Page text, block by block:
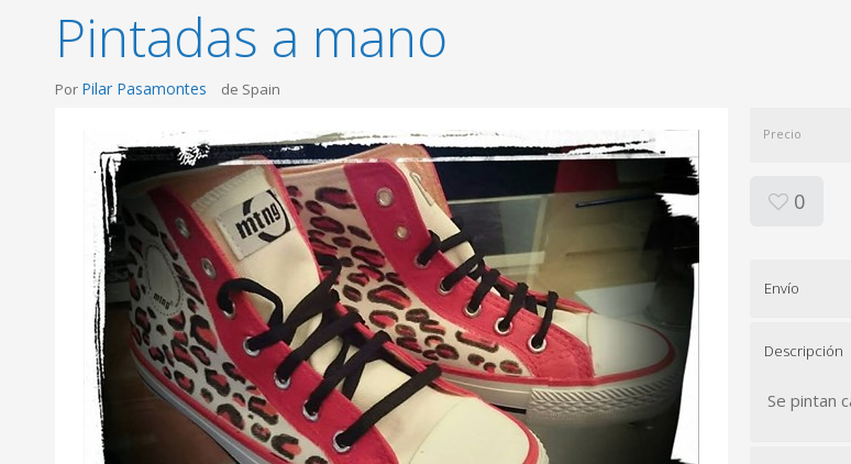
Pintadas a mano
Por Pilar Pasamontes de Spain
Precio
0
Envío
Descripción
Se pintan